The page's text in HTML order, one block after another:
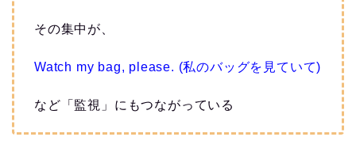
その集中が、
Watch my bag, please. (私のバッグを見ていて)
など「監視」にもつながっている